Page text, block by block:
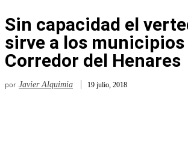
Sin capacidad el
sirve a los municipios
Corredor del Henares
por Javier Alquimia 19 julio, 2018